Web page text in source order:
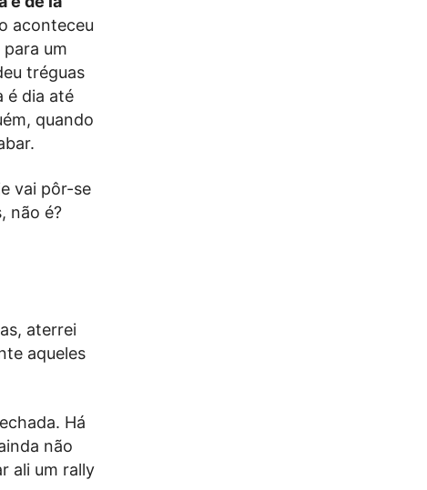
aconteceu
um
tréguas
é dia até
quando
vai pôr-se
não é?
aterrei
aqueles
Há
não
ali um rally